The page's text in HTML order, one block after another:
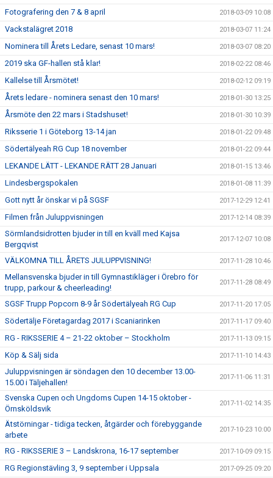
Fotografering den 7 & 8 april 2018-03-09 10:08
Vackstalägret 2018 2018-03-07 11:24
Nominera till Årets Ledare, senast 10 mars! 2018-03-07 08:20
2019 ska GF-hallen stå klar! 2018-02-22 08:46
Kallelse till Årsmötet! 2018-02-12 09:19
Årets ledare - nominera senast den 10 mars! 2018-01-30 13:25
Årsmöte den 22 mars i Stadshuset! 2018-01-30 10:39
Riksserie 1 i Göteborg 13-14 jan 2018-01-22 09:48
Södertälyeah RG Cup 18 november 2018-01-22 09:44
LEKANDE LÄTT - LEKANDE RÄTT 28 Januari 2018-01-15 13:46
Lindesbergspokalen 2018-01-08 11:39
Gott nytt år önskar vi på SGSF 2017-12-29 12:41
Filmen från Juluppvisningen 2017-12-14 08:39
Sörmlandsidrotten bjuder in till en kväll med Kajsa
Bergqvist
2017-12-07 10:08
VÄLKOMNA TILL ÅRETS JULUPPVISNING! 2017-11-28 10:46
Mellansvenska bjuder in till Gymnastikläger i Örebro för
trupp, parkour & cheerleading!
2017-11-28 08:49
SGSF Trupp Popcorn 8-9 år Södertälyeah RG Cup 2017-11-20 17:05
Södertälje Företagardag 2017 i Scaniarinken 2017-11-17 09:40
RG - RIKSSERIE 4 – 21-22 oktober – Stockholm 2017-11-13 09:15
Köp & Sälj sida 2017-11-10 14:43
Juluppvisningen är söndagen den 10 december 13.00-
15.00 i Täljehallen!
2017-11-06 11:31
Svenska Cupen och Ungdoms Cupen 14-15 oktober -
Örnsköldsvik
2017-11-02 14:35
Ätstörningar - tidiga tecken, åtgärder och förebyggande
arbete
2017-10-23 10:00
RG - RIKSSERIE 3 – Landskrona, 16-17 september 2017-10-09 09:15
RG Regionstävling 3, 9 september i Uppsala 2017-09-25 09:20